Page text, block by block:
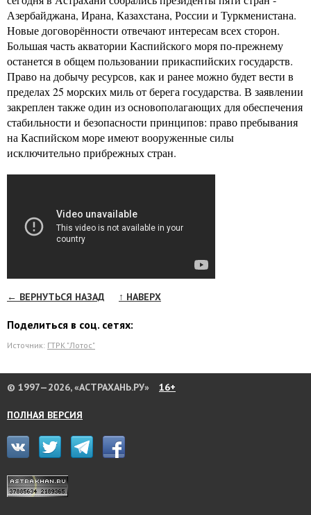
Азербайджана, Ирана, Казахстана, России и Туркменистана.
Новые договорённости отвечают интересам всех сторон.
Большая часть акватории Каспийского моря по-прежнему
останется в общем пользовании прикаспийских государств.
Право на добычу ресурсов, как и ранее можно будет вести в
пределах 25 морских миль от берега государства. В заявлении
закреплен также один из основополагающих для обеспечения
стабильности и безопасности принципов: право пребывания
на Каспийском море имеют вооруженные силы
исключительно прибрежных стран.
← ВЕРНУТЬСЯ НАЗАД ↑ НАВЕРХ
Поделиться в соц. сетях:
Источник: ГТРК "Лотос"
© 1997—2026, «АСТРАХАНЬ.РУ» 16+
ПОЛНАЯ ВЕРСИЯ